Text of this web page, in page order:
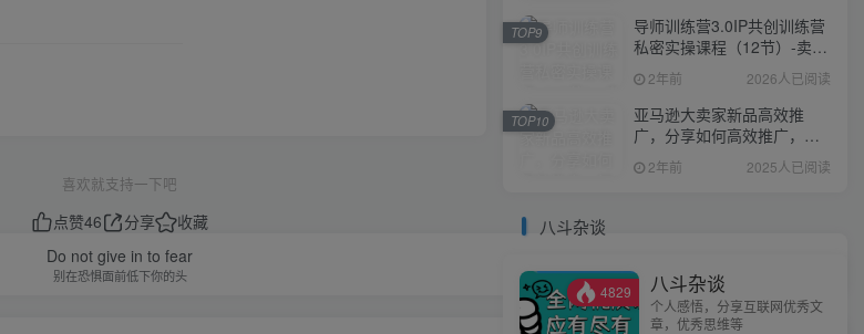
喜欢就支持一下吧
点赞46 分享
收藏
Do not give in to fear
别在恐惧面前低下你的头
导师训练营3.0IP共创训练营
私密实操课程（12节）-卖项
目的密码成功秘诀
2年前 2026人已阅读
TOP9
亚马逊大卖家新品高效推
广，分享如何高效推广，打
造百万美金爆款单品
2年前 2025人已阅读
TOP10
八斗杂谈
4829 八斗杂谈
个人感悟，分享互联网优秀文
章，优秀思维等